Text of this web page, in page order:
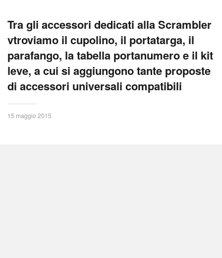
Tra gli accessori dedicati alla Scrambler
vtroviamo il cupolino, il portatarga, il
parafango, la tabella portanumero e il kit
leve, a cui si aggiungono tante proposte
di accessori universali compatibili
15 maggio 2015